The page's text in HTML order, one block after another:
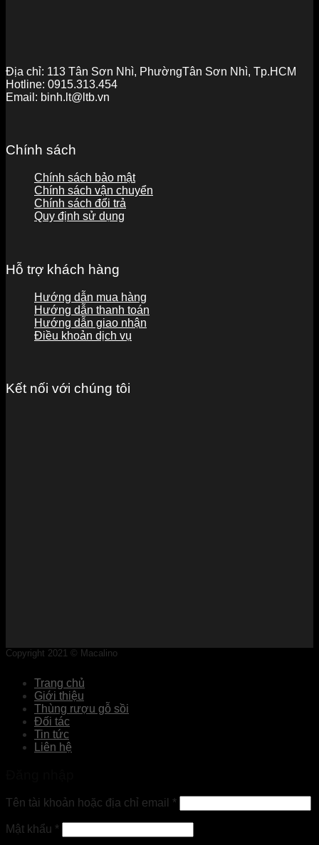
Địa chỉ: 113 Tân Sơn Nhì, PhườngTân Sơn Nhì, Tp.HCM
Hotline: 0915.313.454
Email: binh.lt@ltb.vn
Chính sách
Chính sách bảo mật
Chính sách vận chuyển
Chính sách đổi trả
Quy định sử dụng
Hỗ trợ khách hàng
Hướng dẫn mua hàng
Hướng dẫn thanh toán
Hướng dẫn giao nhận
Điều khoản dịch vụ
Kết nối với chúng tôi
Copyright 2021 © Macalino
Trang chủ
Giới thiệu
Thùng rượu gỗ sồi
Đối tác
Tin tức
Liên hệ
Tên tài khoản hoặc địa chỉ email *
Mật khẩu *